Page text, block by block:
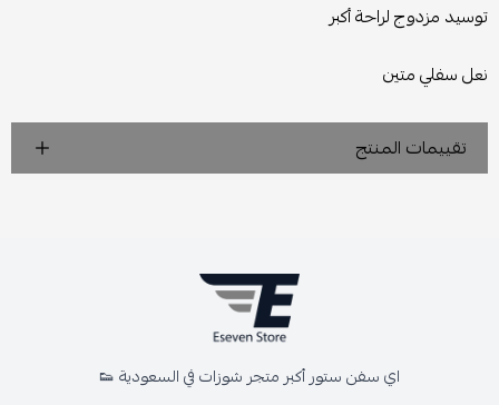
توسيد مزدوج لراحة أكبر
نعل سفلي متين
تقييمات المنتج
اي سفن ستور أكبر متجر شوزات في السعودية 👟